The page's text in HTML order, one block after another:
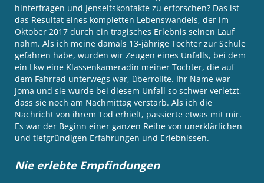
hinterfragen und Jenseitskontakte zu erforschen? Das ist
das Resultat eines kompletten Lebenswandels, der im
Oktober 2017 durch ein tragisches Erlebnis seinen Lauf
nahm. Als ich meine damals 13-jährige Tochter zur Schule
gefahren habe, wurden wir Zeugen eines Unfalls, bei dem
ein Lkw eine Klassenkameradin meiner Tochter, die auf
dem Fahrrad unterwegs war, überrollte. Ihr Name war
Joma und sie wurde bei diesem Unfall so schwer verletzt,
dass sie noch am Nachmittag verstarb. Als ich die
Nachricht von ihrem Tod erhielt, passierte etwas mit mir.
Es war der Beginn einer ganzen Reihe von unerklärlichen
und tiefgründigen Erfahrungen und Erlebnissen.
Nie erlebte Empfindungen